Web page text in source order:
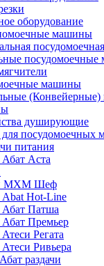
оборудование
машины
машины
(Конвейерные)
душирующие
посудомоечных
питания
Аста
МХМ Шеф
Hot-Line
Патша
Премьер
Регата
Ривьера
раздачи